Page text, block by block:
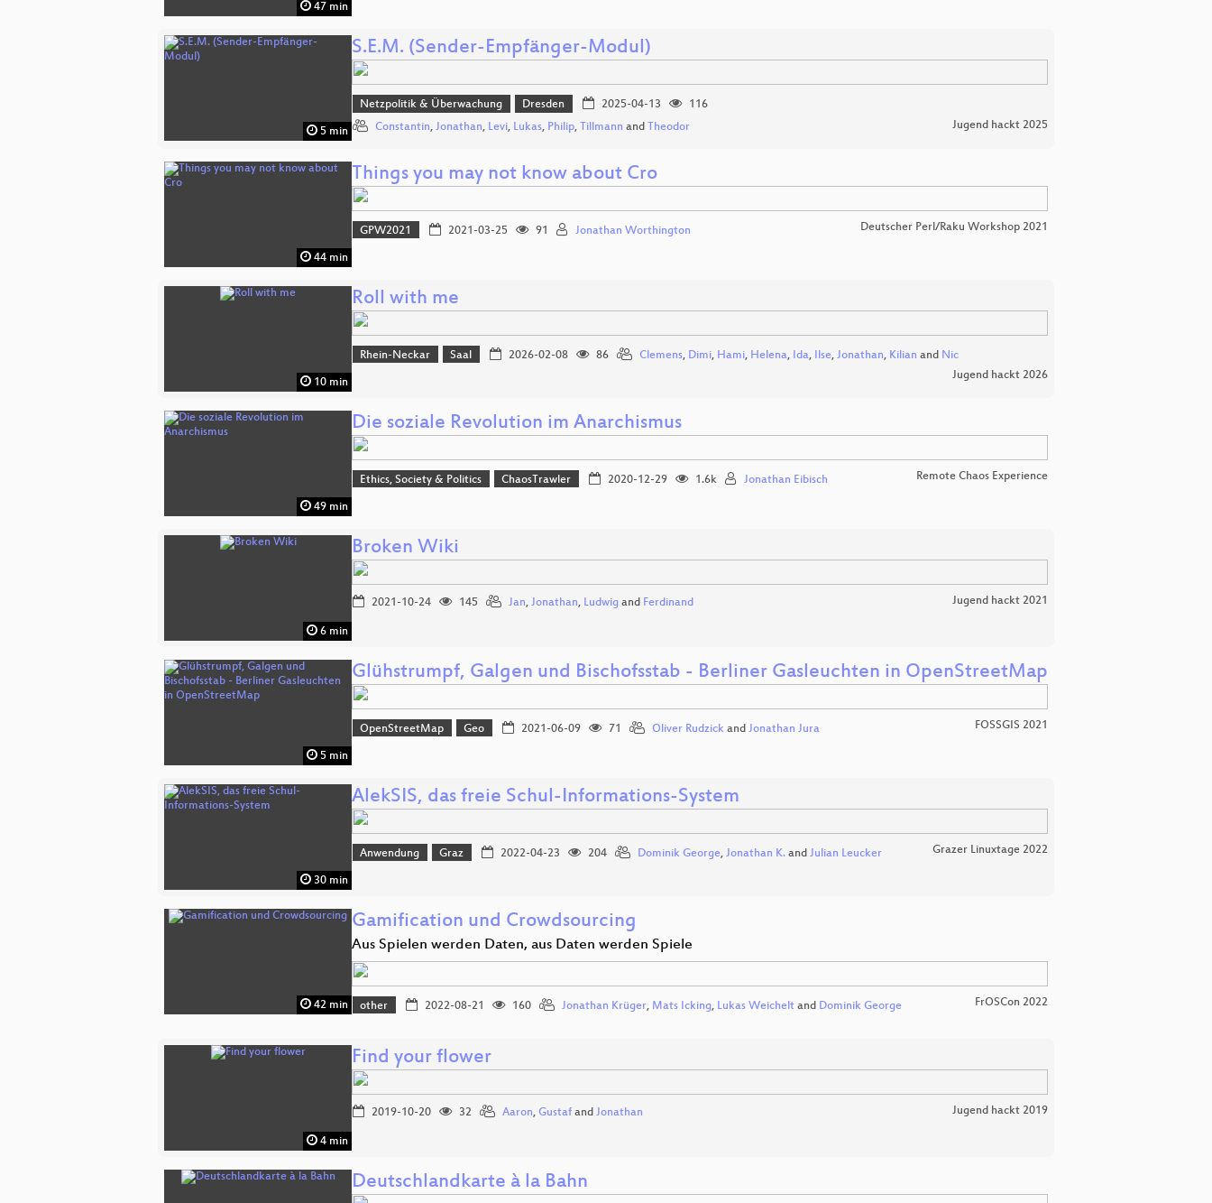
47 min
5 min
S.E.M. (Sender-Empfänger-Modul)
Netzpolitik & Überwachung Dresden 2025-04-13
116
Constantin, Jonathan, Levi, Lukas, Philip, Tillmann and Theodor Jugend hackt 2025
44 min
Things you may not know about Cro
GPW2021 2021-03-25 91 Jonathan Worthington Deutscher Perl/Raku Workshop 2021
10 min
Roll with me
Rhein-Neckar Saal 2026-02-08 86 Clemens, Dimi, Hami, Helena, Ida, Ilse, Jonathan, Kilian and Nic
Jugend hackt 2026
49 min
Die soziale Revolution im Anarchismus
Ethics, Society & Politics ChaosTrawler 2020-12-29 1.6k Jonathan Eibisch Remote Chaos Experience
6 min
Broken Wiki
2021-10-24 145 Jan, Jonathan, Ludwig and Ferdinand Jugend hackt 2021
5 min
Glühstrumpf, Galgen und Bischofsstab - Berliner Gasleuchten in OpenStreetMap
OpenStreetMap Geo 2021-06-09 71 Oliver Rudzickand Jonathan Jura FOSSGIS 2021
30 min
AlekSIS, das freie Schul-Informations-System
Anwendung Graz 2022-04-23 204 Dominik George, Jonathan K.and Julian Leucker Grazer Linuxtage 2022
42 min
Gamification und Crowdsourcing
Aus Spielen werden Daten, aus Daten werden Spiele
other 2022-08-21 160 Jonathan Krüger, Mats Icking, Lukas Weicheltand Dominik George FrOSCon 2022
4 min
Find your flower
2019-10-20 32 Aaron, Gustaf and Jonathan Jugend hackt 2019
Deutschlandkarte à la Bahn